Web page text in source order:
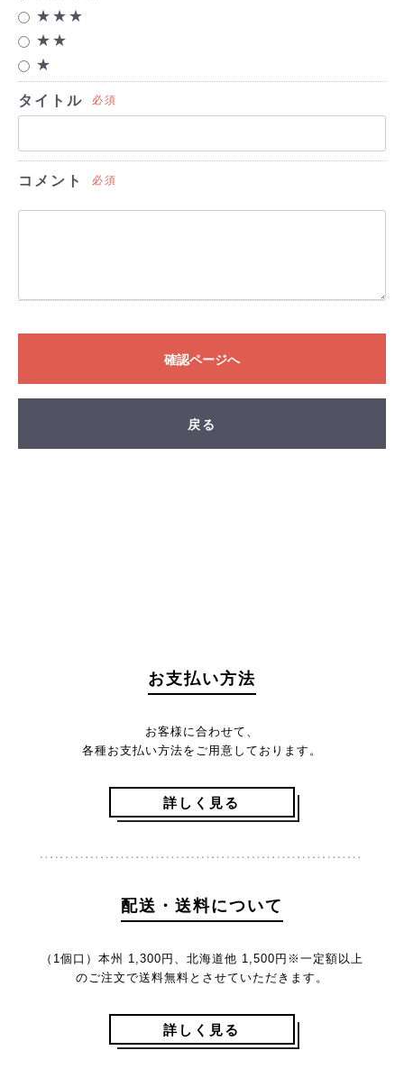
★★★
★★
★
タイトル 必須
コメント 必須
確認ページへ
戻る
お支払い方法
お客様に合わせて、
各種お支払い方法をご用意しております。
詳しく見る
配送・送料について
（1個口）本州 1,300円、北海道他 1,500円 ※一定額以上
のご注文で送料無料とさせていただきます。
詳しく見る